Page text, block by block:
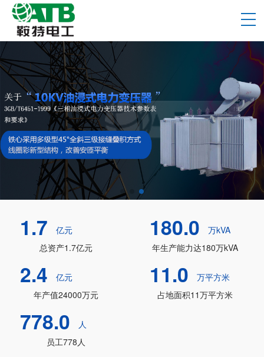
1.7
亿元
总资产1.7亿元
180.0
万kVA
年生产能力达180万kVA
2.4
亿元
年产值24000万元
11.0
万平方米
占地面积11万平方米
778.0
人
员工778人